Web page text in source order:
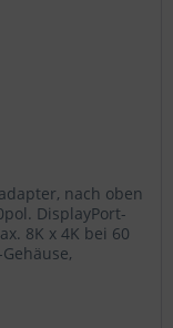
nach oben
DisplayPort-
8K x 4K bei 60